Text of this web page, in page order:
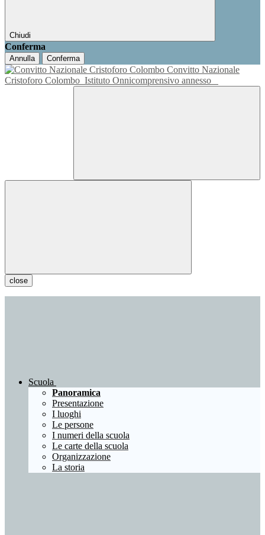
Chiudi
Conferma
Annulla Conferma
Convitto Nazionale
Cristoforo Colombo Istituto Onnicomprensivo annesso
close
Scuola
Panoramica
Presentazione
I luoghi
Le persone
I numeri della scuola
Le carte della scuola
Organizzazione
La storia